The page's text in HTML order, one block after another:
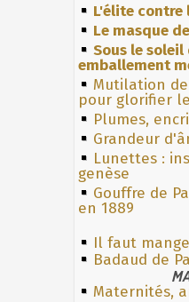
L'élite contre
Le masque
Sous le
emballement
Mutilation
pour glorifier
Plumes,
Grandeur
Lunettes :
genèse
Gouffre de
en 1889
Il faut
Badaud de
Maternités,